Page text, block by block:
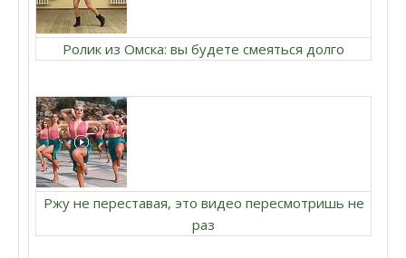
Ролик из Омска: вы будете смеяться долго
Ржу не переставая, это видео пересмотришь не
раз